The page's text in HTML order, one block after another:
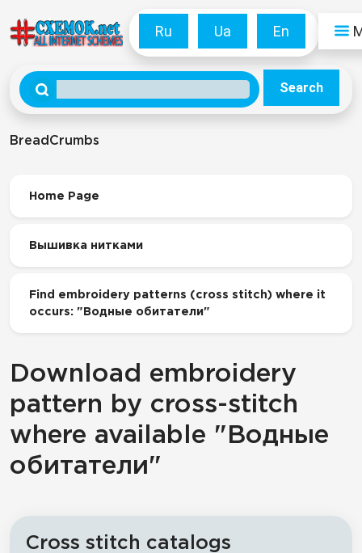
Ru Ua En
Search
BreadCrumbs
Home Page
Вышивка нитками
Find embroidery patterns (cross stitch) where it
occurs: "Водные обитатели"
Download embroidery
pattern by cross-stitch
where available "Водные
обитатели"
Cross stitch catalogs